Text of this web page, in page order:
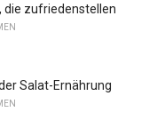
die zufriedenstellen
Salat-Ernährung